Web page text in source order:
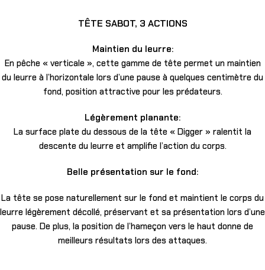
TÊTE SABOT, 3 ACTIONS
Maintien du leurre:
En pêche « verticale », cette gamme de tête permet un maintien
du leurre à l’horizontale lors d’une pause à quelques centimètre du
fond, position attractive pour les prédateurs.
Légèrement planante:
La surface plate du dessous de la tête « Digger » ralentit la
descente du leurre et amplifie l’action du corps.
Belle présentation sur le fond:
La tête se pose naturellement sur le fond et maintient le corps du
leurre légèrement décollé, préservant et sa présentation lors d’une
pause. De plus, la position de l’hameçon vers le haut donne de
meilleurs résultats lors des attaques.